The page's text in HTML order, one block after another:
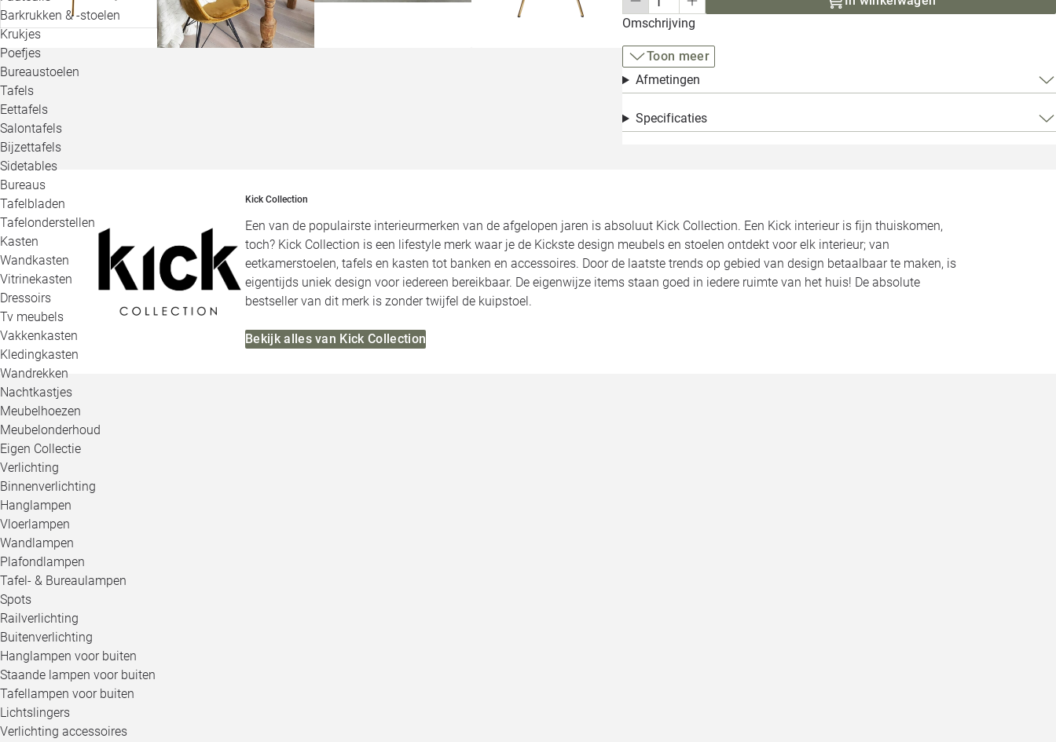
Barkrukken & -stoelen
Krukjes
Poefjes
Bureaustoelen
Tafels
Eettafels
Salontafels
Bijzettafels
Sidetables
Bureaus
Tafelbladen
Tafelonderstellen
Kasten
Wandkasten
Vitrinekasten
Dressoirs
Tv meubels
Vakkenkasten
Kledingkasten
Wandrekken
Nachtkastjes
Meubelhoezen
Meubelonderhoud
Eigen Collectie
Verlichting
Binnenverlichting
Hanglampen
Vloerlampen
Wandlampen
Plafondlampen
Tafel- & Bureaulampen
Spots
Railverlichting
Buitenverlichting
Hanglampen voor buiten
Staande lampen voor buiten
Tafellampen voor buiten
Lichtslingers
Verlichting accessoires
Alle
Omschrijving
Toon meer
Afmetingen
Specificaties
Kick Collection
Een van de populairste interieurmerken van de afgelopen jaren is absoluut Kick Collection. Een Kick interieur is fijn thuiskomen,
toch? Kick Collection is een lifestyle merk waar je de Kickste design meubels en stoelen ontdekt voor elk interieur; van
eetkamerstoelen, tafels en kasten tot banken en accessoires. Door de laatste trends op gebied van design betaalbaar te maken, is
eigentijds uniek design voor iedereen bereikbaar. De eigenwijze items staan goed in iedere ruimte van het huis! De absolute
bestseller van dit merk is zonder twijfel de kuipstoel.
Bekijk alles van Kick Collection